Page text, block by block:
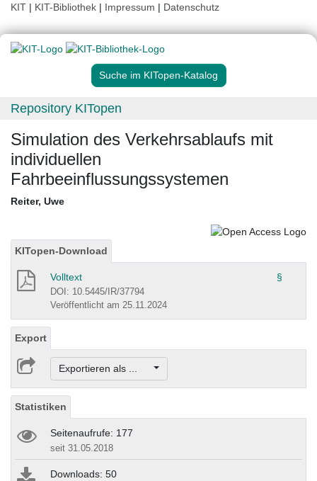
KIT | KIT-Bibliothek | Impressum | Datenschutz
Suche im KITopen-Katalog
Repository KITopen
Simulation des Verkehrsablaufs mit
individuellen
Fahrbeeinflussungssystemen
Reiter, Uwe
KITopen-Download
Volltext §
DOI: 10.5445/IR/37794
Veröffentlicht am 25.11.2024
Export
Exportieren als ...
Statistiken
Seitenaufrufe: 177
seit 31.05.2018
Downloads: 50